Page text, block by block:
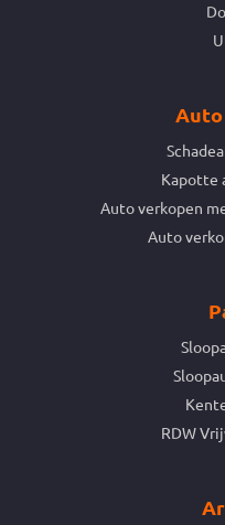
Kapotte
Auto verkopen
Auto
RDW